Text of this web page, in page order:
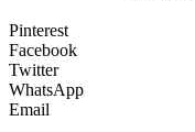
Zvieratá a príroda
Nezaradené
Pinterest
Facebook
Twitter
WhatsApp
Email